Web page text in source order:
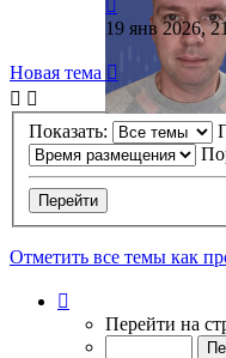
19 янв 2026,
Новая тема
Показать:
Отметить все темы как
Перейти на